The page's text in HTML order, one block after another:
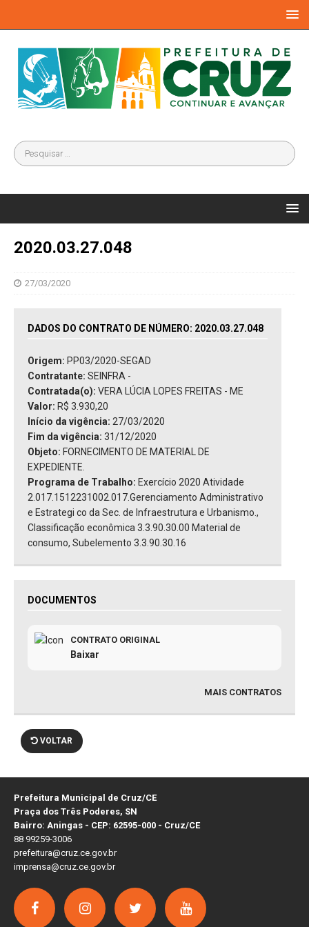
2020.03.27.048
27/03/2020
DADOS DO CONTRATO DE NÚMERO: 2020.03.27.048
Origem: PP03/2020-SEGAD
Contratante: SEINFRA -
Contratada(o): VERA LÚCIA LOPES FREITAS - ME
Valor: R$ 3.930,20
Início da vigência: 27/03/2020
Fim da vigência: 31/12/2020
Objeto: FORNECIMENTO DE MATERIAL DE
EXPEDIENTE.
Programa de Trabalho: Exercício 2020 Atividade
2.017.1512231002.017.Gerenciamento Administrativo
e Estrategi co da Sec. de Infraestrutura e Urbanismo.,
Classificação econômica 3.3.90.30.00 Material de
consumo, Subelemento 3.3.90.30.16
DOCUMENTOS
CONTRATO ORIGINAL
Baixar
MAIS CONTRATOS
VOLTAR
Prefeitura Municipal de Cruz/CE
Praça dos Três Poderes, SN
Bairro: Aningas - CEP: 62595-000 - Cruz/CE
88 99259-3006
prefeitura@cruz.ce.gov.br
imprensa@cruz.ce.gov.br